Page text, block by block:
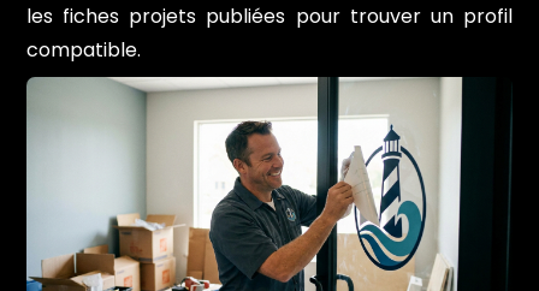
les fiches projets publiées pour trouver un profil
compatible.